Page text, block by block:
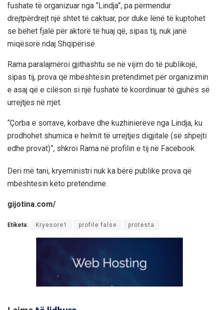
fushate të organizuar nga “Lindja”, pa përmendur
drejtpërdrejt një shtet të caktuar, por duke lënë të kuptohet
se bëhet fjalë për aktorë të huaj që, sipas tij, nuk janë
miqësorë ndaj Shqipërisë.
Rama paralajmëroi gjithashtu se në vijim do të publikojë,
sipas tij, prova që mbështesin pretendimet për organizimin
e asaj që e cilëson si një fushatë të koordinuar të gjuhës së
urrejtjes në rrjet.
“Çorba e sorrave, korbave dhe kuzhinierëve nga Lindja, ku
prodhohet shumica e helmit të urrejtjes digjitale (së shpejti
edhe provat)”, shkroi Rama në profilin e tij në Facebook.
Deri më tani, kryeministri nuk ka bërë publike prova që
mbështesin këto pretendime.
gijotina.com/
Etiketa: Kryesore1 profile false protesta